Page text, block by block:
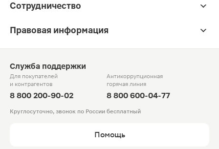
Сотрудничество
Правовая информация
Служба поддержки
Для покупателей
и контрагентов
8 800 200-90-02
Антикоррупционная
горячая линия
8 800 600-04-77
Круглосуточно, звонок по России бесплатный
Помощь